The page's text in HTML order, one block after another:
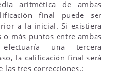
aritmética de ambas
final puede ser
a la inicial. Si existiera
o más puntos entre ambas
una tercera
la calificación final será
las tres correcciones.: